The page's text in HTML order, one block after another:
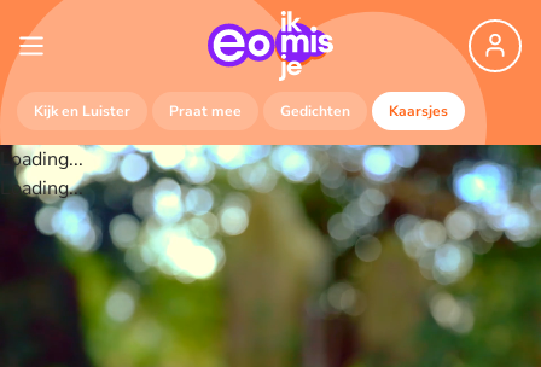
Kijk en Luister Praat mee Gedichten Kaarsjes
Loading...
Loading...